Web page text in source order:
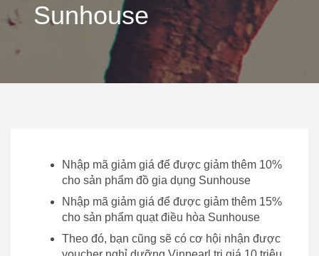
Sunhouse
Nhập mã giảm giá để được giảm thêm 10%
cho sản phẩm đồ gia dụng Sunhouse
Nhập mã giảm giá để được giảm thêm 15%
cho sản phẩm quạt điều hòa Sunhouse
Theo đó, bạn cũng sẽ có cơ hội nhận được